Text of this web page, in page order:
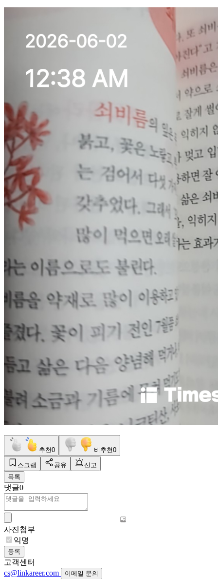
추천0 비추천0
스크랩 공유
신고
목록
댓글0
사진첨부
익명
등록
고객센터
cs@linkareer.com
이메일 문의